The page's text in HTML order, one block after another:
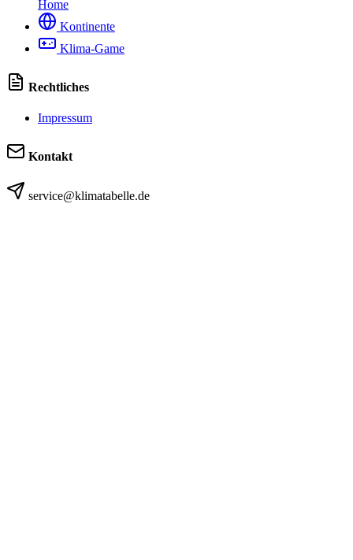
Home
Kontinente
Klima-Game
Rechtliches
Impressum
Kontakt
service@klimatabelle.de